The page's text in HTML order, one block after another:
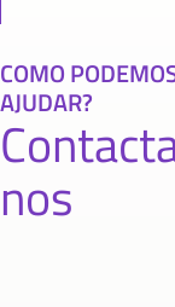
COMO
AJUDAR?
nos